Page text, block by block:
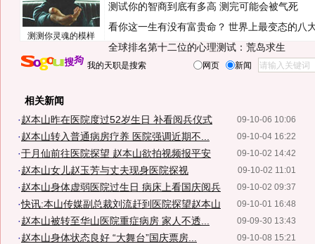
测测你灵魂的模样
测试你的智商到底有多高 测完可能会被气死
看你这一生有没有富贵命？ 世界上最变态的八
全球排名第十二位的心理测试：荒岛求生
我的天职是搜索 网页 新闻
相关新闻
09-10-06 10:06
·赵本山昨在医院度过52岁生日 补看阅兵仪式
09-10-04 16:22
·赵本山转入普通病房疗养 医院强调近期不...
09-10-02 14:42
·于月仙前往医院探望 赵本山欲拍视频报平安
09-10-02 11:01
·赵本山女儿赵玉芳与丈夫现身医院探视
09-10-02 09:37
·赵本山身体虚弱医院过生日 病床上看国庆阅兵
09-10-01 16:48
·快讯:本山传媒副总裁刘流赶到医院探望赵本山
09-09-30 13:43
·赵本山被转至华山医院重症病房 家人不透...
09-10-08 15:21
·赵本山身体状态良好 “大舞台”国庆票房...